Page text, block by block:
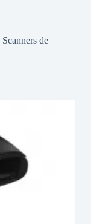
Scanners de